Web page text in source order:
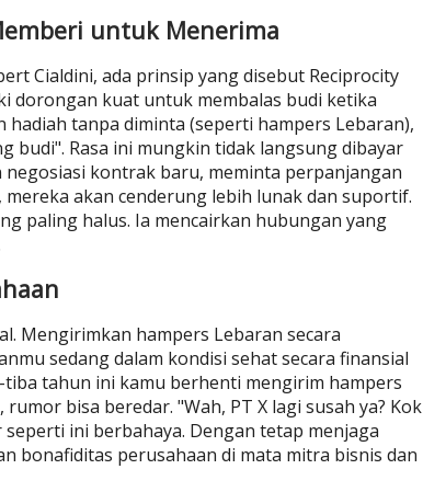
untuk Menerima
Cialdini, ada prinsip yang disebut Reciprocity
dorongan kuat untuk membalas budi ketika
tanpa diminta (seperti hampers Lebaran),
budi". Rasa ini mungkin tidak langsung dibayar
kontrak baru, meminta perpanjangan
akan cenderung lebih lunak dan suportif.
paling halus. Ia mencairkan hubungan yang
Mengirimkan hampers Lebaran secara
sedang dalam kondisi sehat secara finansial
tahun ini kamu berhenti mengirim hampers
bisa beredar. "Wah, PT X lagi susah ya? Kok
ini berbahaya. Dengan tetap menjaga
bonafiditas perusahaan di mata mitra bisnis dan